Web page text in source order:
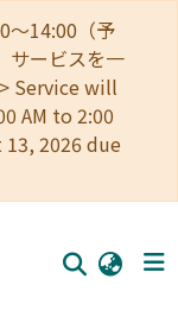
～14:00（予
サービスを一
Service will
AM to 2:00
2026 due